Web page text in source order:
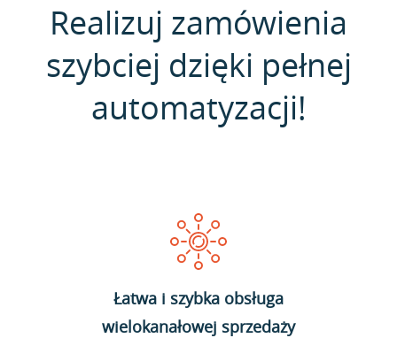
Realizuj zamówienia
szybciej dzięki pełnej
automatyzacji!
Łatwa i szybka obsługa
wielokanałowej sprzedaży